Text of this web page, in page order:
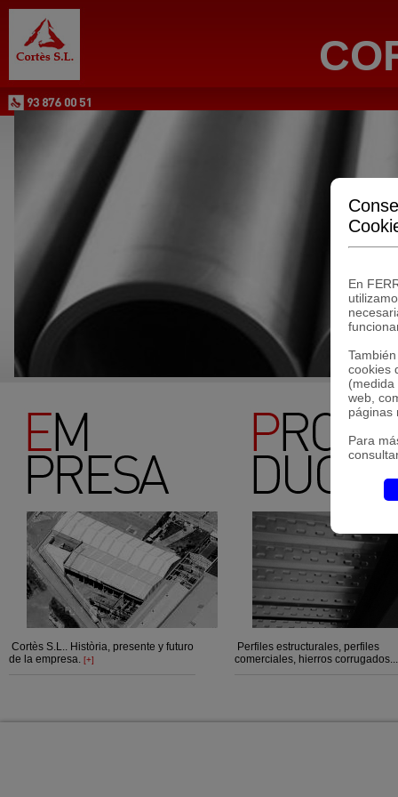
En
cookies
(medida
web,
páginas
Para
Cortès S.L.. Història, presente y futuro
de la empresa. [+]
Perfiles estructurales, perfiles
comerciales, hierros